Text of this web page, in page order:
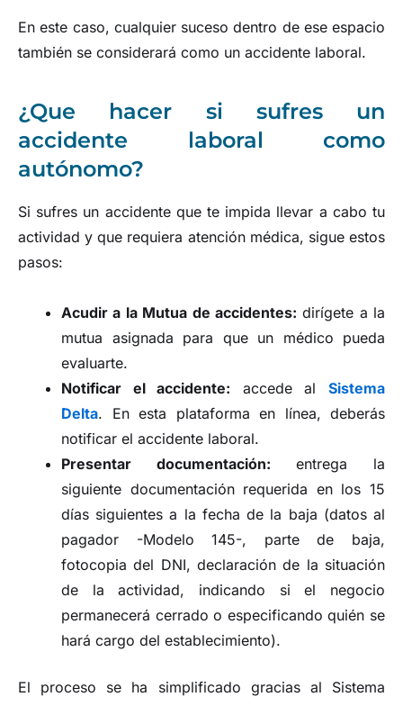
En este caso, cualquier suceso dentro de ese espacio
también se considerará como un accidente laboral​​.
¿Que hacer si sufres un
accidente laboral como
autónomo?
Si sufres un accidente que te impida llevar a cabo tu
actividad y que requiera atención médica, sigue estos
pasos:
Acudir a la Mutua de accidentes: dirígete a la
mutua asignada para que un médico pueda
evaluarte.
Notificar el accidente: accede alSistema
Delta. En esta plataforma en línea, deberás
notificar el accidente laboral.
Presentar documentación: entrega la
siguiente documentación requerida en los 15
días siguientes a la fecha de la baja (datos al
pagador -Modelo 145-, parte de baja,
fotocopia del DNI, declaración de la situación
de la actividad, indicando si el negocio
permanecerá cerrado o especificando quién se
hará cargo del establecimiento).
El proceso se ha simplificado gracias al Sistema